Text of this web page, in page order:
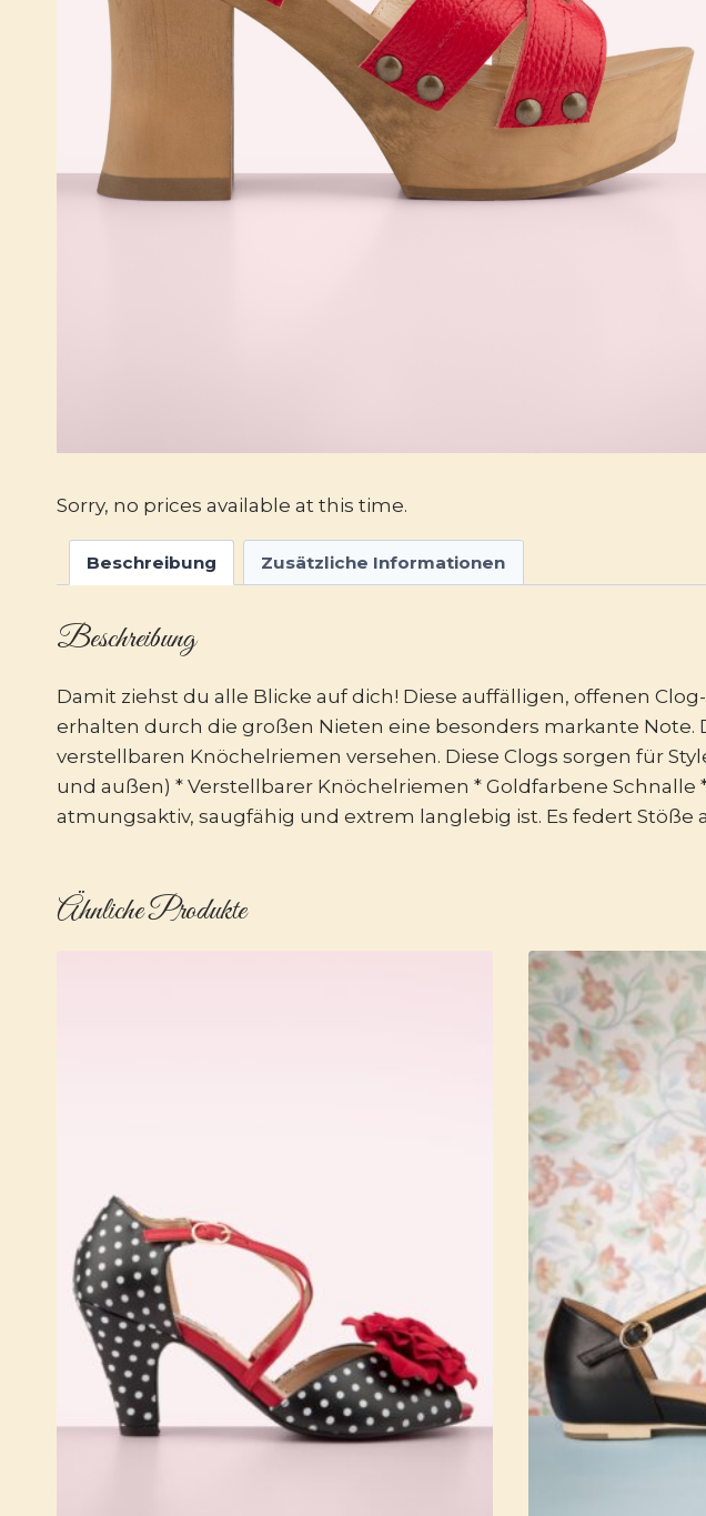
Sorry, no prices available at this time.
Beschreibung Zusätzliche Informationen
Beschreibung
Damit ziehst du alle Blicke auf dich! Diese auffälligen, offenen
erhalten durch die großen Nieten eine besonders markante
verstellbaren Knöchelriemen versehen. Diese Clogs sorgen für
und außen) * Verstellbarer Knöchelriemen * Goldfarbene
atmungsaktiv, saugfähig und extrem langlebig ist. Es federt Stöße
Ähnliche Produkte